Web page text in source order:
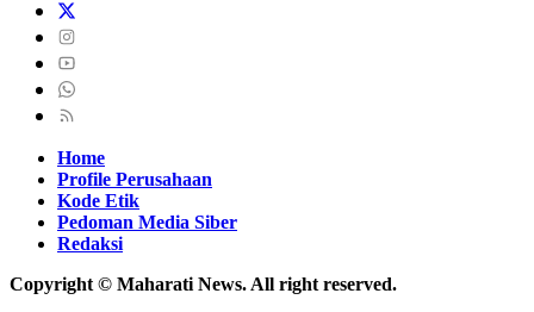
Home
Profile Perusahaan
Kode Etik
Pedoman Media Siber
Redaksi
Copyright © Maharati News. All right reserved.